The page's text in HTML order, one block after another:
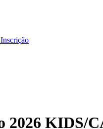
2026 KIDS/